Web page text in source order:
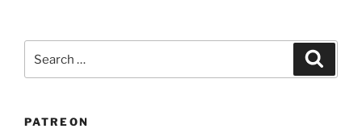
for:
PATREON